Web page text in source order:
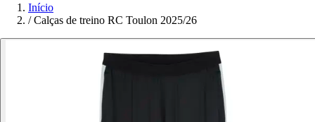
Início
/ Calças de treino RC Toulon 2025/26